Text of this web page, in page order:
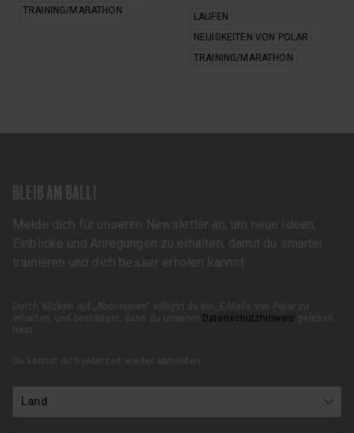
TRAINING/MARATHON
LAUFEN
NEUIGKEITEN VON POLAR
TRAINING/MARATHON
BLEIB AM BALL!
Melde dich für unseren Newsletter an, um neue Ideen,
Einblicke und Anregungen zu erhalten, damit du smarter
trainieren und dich besser erholen kannst.
Durch Klicken auf „Abonnieren“ willigst du ein, E-Mails von Polar zu
erhalten, und bestätigst, dass du unseren Datenschutzhinweis gelesen
hast.
Du kannst dich jederzeit wieder abmelden.